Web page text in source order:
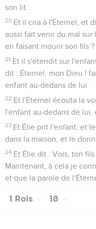
son lit.
20 Et il cria à l'Éternel, et
aussi fait venir du mal
en faisant mourir son fils ?
21 Et il s'étendit sur
dit : Éternel, mon Dieu !
enfant au-dedans de lui.
22 Et l'Éternel écouta la
l'enfant au-dedans de lui,
23 Et Élie prit l'enfant, et
dans la maison, et le
24 Et Élie dit : Vois, ton
Maintenant, à cela je
et que la parole de
1 Rois 18